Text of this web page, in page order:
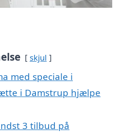
skjul
med speciale i
i Damstrup hjælpe
3 tilbud på